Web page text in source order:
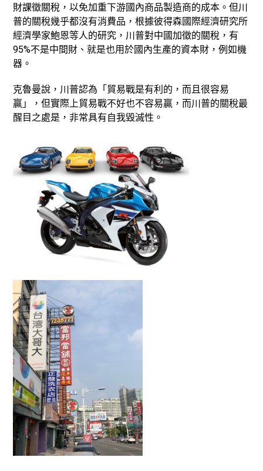
財課徵關稅，以免加重下游國內商品製造商的成本。但川
普的關稅幾乎都沒有消費品，根據彼得森國際經濟研究所
經濟學家鮑恩等人的研究，川普對中國加徵的關稅，有
95%不是中間財、就是也用於國內生產的資本財，例如機
器。
克魯曼說，川普認為「貿易戰是有利的，而且很容易
贏」，但實際上貿易戰不好也不容易贏，而川普的關稅最
醒目之處是，非常具有自我毀滅性。